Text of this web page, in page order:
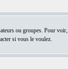
ou groupes. Pour
si vous le voulez.